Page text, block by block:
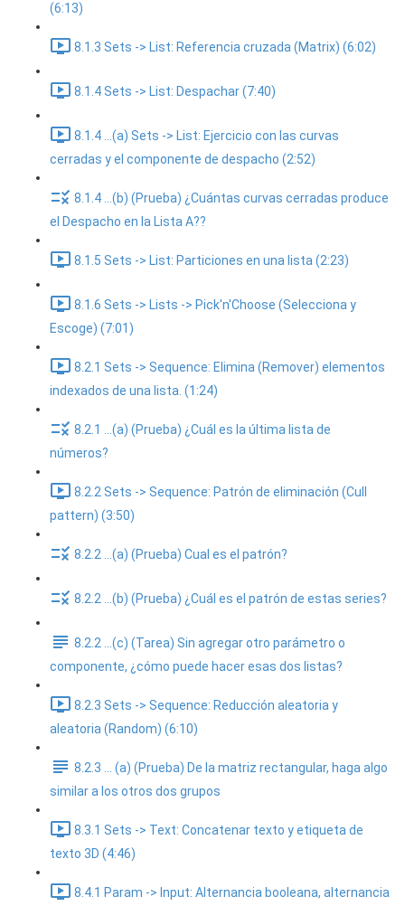
(6:13)
8.1.3 Sets -> List: Referencia cruzada (Matrix) (6:02)
8.1.4 Sets -> List: Despachar (7:40)
8.1.4 ...(a) Sets -> List: Ejercicio con las curvas
cerradas y el componente de despacho (2:52)
8.1.4 ...(b) (Prueba) ¿Cuántas curvas cerradas produce
el Despacho en la Lista A??
8.1.5 Sets -> List: Particiones en una lista (2:23)
8.1.6 Sets -> Lists -> Pick'n'Choose (Selecciona y
Escoge) (7:01)
8.2.1 Sets -> Sequence: Elimina (Remover) elementos
indexados de una lista. (1:24)
8.2.1 ...(a) (Prueba) ¿Cuál es la última lista de
números?
8.2.2 Sets -> Sequence: Patrón de eliminación (Cull
pattern) (3:50)
8.2.2 ...(a) (Prueba) Cual es el patrón?
8.2.2 ...(b) (Prueba) ¿Cuál es el patrón de estas series?
8.2.2 ...(c) (Tarea) Sin agregar otro parámetro o
componente, ¿cómo puede hacer esas dos listas?
8.2.3 Sets -> Sequence: Reducción aleatoria y
aleatoria (Random) (6:10)
8.2.3 ... (a) (Prueba) De la matriz rectangular, haga algo
similar a los otros dos grupos
8.3.1 Sets -> Text: Concatenar texto y etiqueta de
texto 3D (4:46)
8.4.1 Param -> Input: Alternancia booleana, alternancia